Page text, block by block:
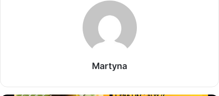
Martyna